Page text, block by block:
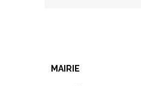
MAIRIE